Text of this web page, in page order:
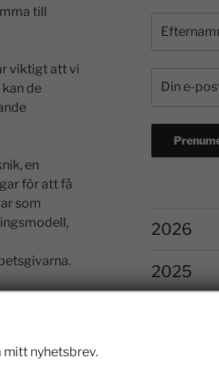
till
viktigt att vi
de
en
för att få
som
2026
2025
mitt nyhetsbrev.